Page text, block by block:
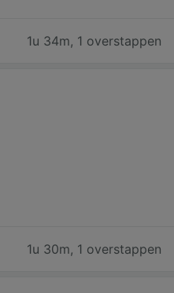
1u 34m, 1 overstappen
1u 30m, 1 overstappen